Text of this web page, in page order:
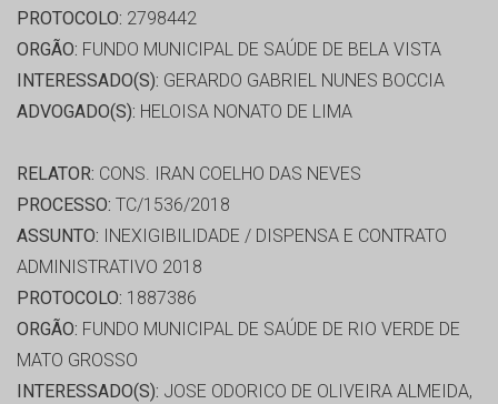
PROTOCOLO: 2798442
ORGÃO: FUNDO MUNICIPAL DE SAÚDE DE BELA VISTA
INTERESSADO(S): GERARDO GABRIEL NUNES BOCCIA
ADVOGADO(S): HELOISA NONATO DE LIMA
RELATOR: CONS. IRAN COELHO DAS NEVES
PROCESSO: TC/1536/2018
ASSUNTO: INEXIGIBILIDADE / DISPENSA E CONTRATO
ADMINISTRATIVO 2018
PROTOCOLO: 1887386
ORGÃO: FUNDO MUNICIPAL DE SAÚDE DE RIO VERDE DE
MATO GROSSO
INTERESSADO(S): JOSE ODORICO DE OLIVEIRA ALMEIDA,